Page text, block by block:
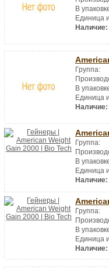
В
Единица
Наличие:
Группа:
В
Единица
Наличие:
Группа:
В
Единица
Наличие:
Группа:
В
Единица
Наличие: